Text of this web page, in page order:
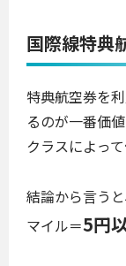
国際線特典
特典航空券を
るのが一番価
クラスによっ
結論から言う
マイル＝5円